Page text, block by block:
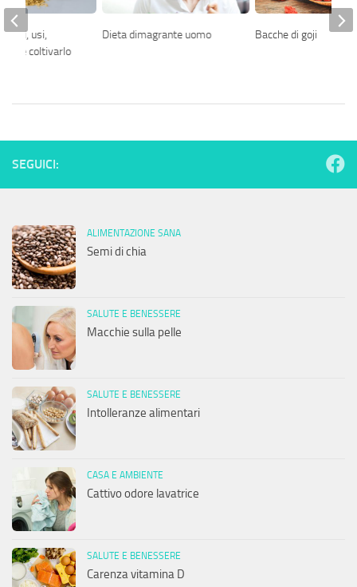
Dieta dimagrante uomo Bacche di goji
usi,
coltivarlo
SEGUICI:
ALIMENTAZIONE SANA
Semi di chia
SALUTE E BENESSERE
Macchie sulla pelle
SALUTE E BENESSERE
Intolleranze alimentari
CASA E AMBIENTE
Cattivo odore lavatrice
SALUTE E BENESSERE
Carenza vitamina D